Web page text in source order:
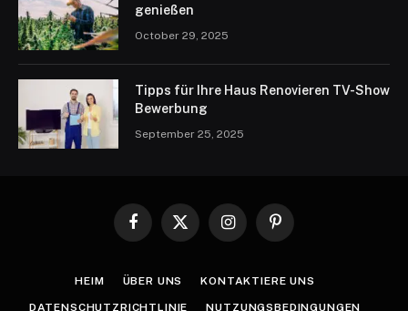
genießen
October 29, 2025
Tipps für Ihre Haus Renovieren TV-Show
Bewerbung
September 25, 2025
Facebook
X
InstagramPinterest
HEIM ÜBER UNS KONTAKTIERE UNS
DATENSCHUTZRICHTLINIE NUTZUNGSBEDINGUNGEN